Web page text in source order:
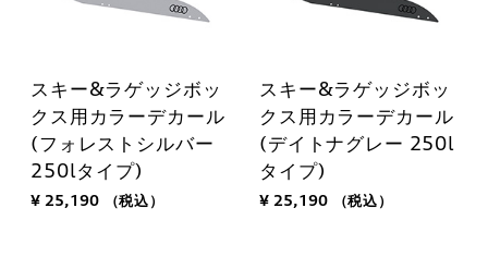
スキー&ラゲッジボッ
クス用カラーデカール
(フォレストシルバー
250lタイプ)
¥ 25,190 （税込）
スキー&ラゲッジボッ
クス用カラーデカール
(デイトナグレー 250l
タイプ)
¥ 25,190 （税込）